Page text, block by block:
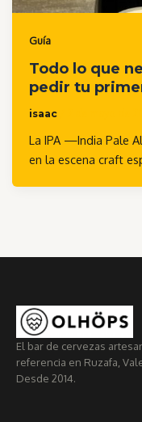
Guía
Todo lo que
pedir tu
isaac
La IPA —India Pale
en la escena craft
El bar de cervezas
referencia en Ruzafa,
Desde 2014.